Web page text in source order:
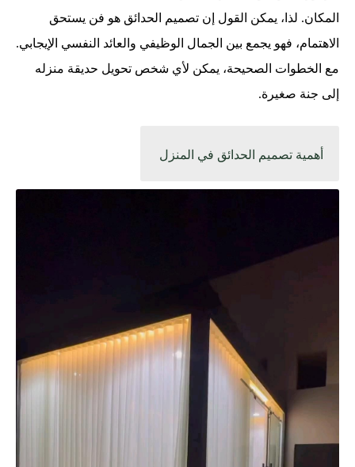
المكان. لذا، يمكن القول إن تصميم الحدائق هو فن يستحق
الاهتمام، فهو يجمع بين الجمال الوظيفي والعائد النفسي الإيجابي.
مع الخطوات الصحيحة، يمكن لأي شخص تحويل حديقة منزله
إلى جنة صغيرة.
أهمية تصميم الحدائق في المنزل